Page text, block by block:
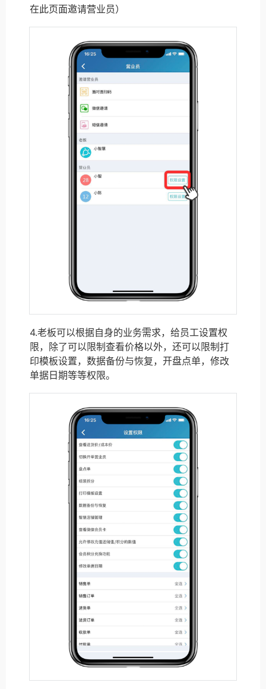
在此页面邀请营业员）
4.老板可以根据自身的业务需求，给员工设置权
限，除了可以限制查看价格以外，还可以限制打
印模板设置，数据备份与恢复，开盘点单，修改
单据日期等等权限。